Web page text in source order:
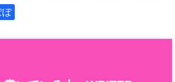
ぽ